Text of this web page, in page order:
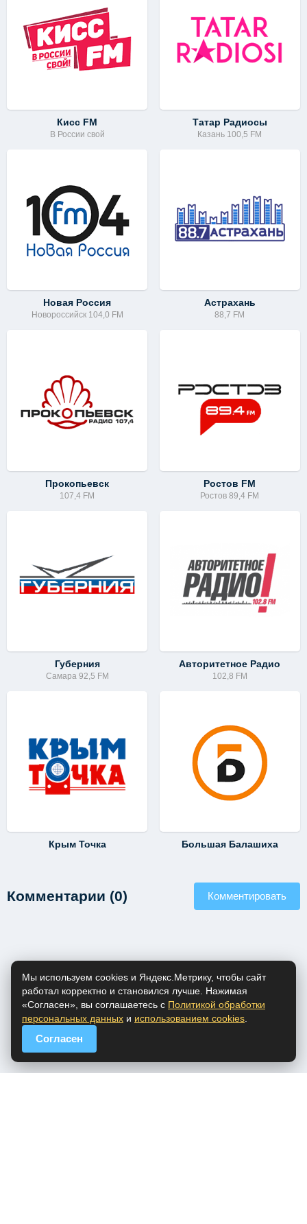
Кисс FM
В России свой
Татар Радиосы
Казань 100,5 FM
Новая Россия
Новороссийск 104,0 FM
Астрахань
88,7 FM
Прокопьевск
107,4 FM
Ростов FM
Ростов 89,4 FM
Губерния
Самара 92,5 FM
Авторитетное Радио
102,8 FM
Крым Точка Большая Балашиха
Комментарии (0) Комментировать
Мы используем cookies и Яндекс.Метрику, чтобы сайт
работал корректно и становился лучше. Нажимая
«Согласен», вы соглашаетесь с Политикой обработки
персональных данных и использованием cookies
Согласен